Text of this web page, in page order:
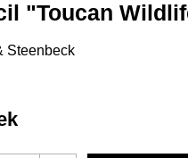
"Toucan
Steenbeck